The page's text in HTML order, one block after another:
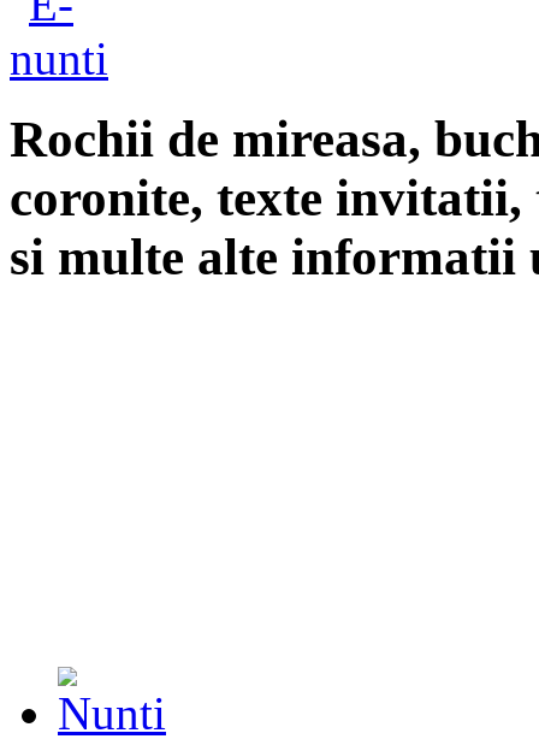
Rochii de mireasa,
coronite, texte
si multe alte informatii